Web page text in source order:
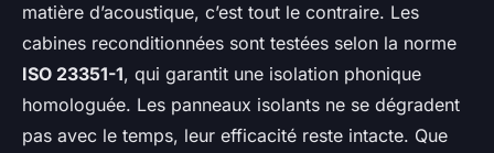
matière d’acoustique, c’est tout le contraire. Les
cabines reconditionnées sont testées selon la norme
ISO 23351-1, qui garantit une isolation phonique
homologuée. Les panneaux isolants ne se dégradent
pas avec le temps, leur efficacité reste intacte. Que